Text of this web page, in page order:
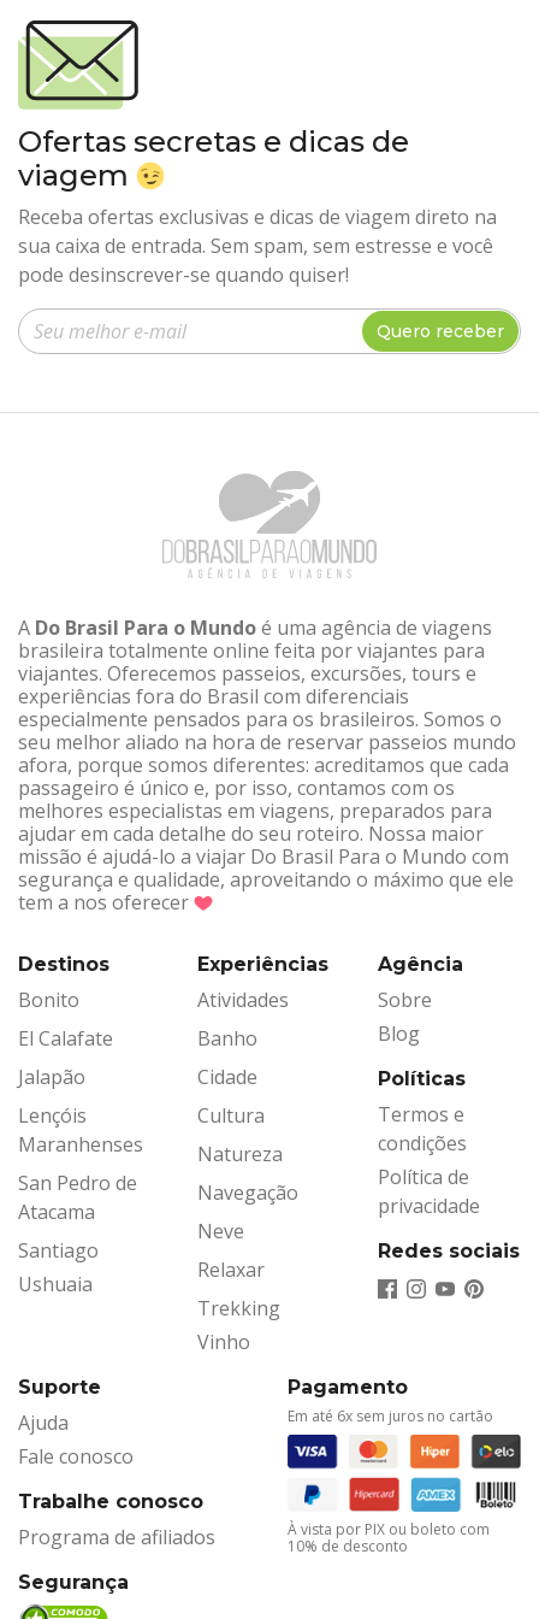
Ofertas secretas e dicas de
viagem
Receba ofertas exclusivas e dicas de viagem direto na
sua caixa de entrada. Sem spam, sem estresse e você
pode desinscrever-se quando quiser!
Insira seu e-mail
Quero receber
A Do Brasil Para o Mundoé uma agência de viagens
brasileira totalmente online feita por viajantes para
viajantes. Oferecemos passeios, excursões, tours e
experiências fora do Brasil com diferenciais
especialmente pensados para os brasileiros. Somos o
seu melhor aliado na hora de reservar passeios mundo
afora, porque somos diferentes: acreditamos que cada
passageiro é único e, por isso, contamos com os
melhores especialistas em viagens, preparados para
ajudar em cada detalhe do seu roteiro. Nossa maior
missão é ajudá-lo a viajar Do Brasil Para o Mundo com
segurança e qualidade, aproveitando o máximo que ele
tem a nos oferecer
Destinos
Bonito
El Calafate
Jalapão
Lençóis
Maranhenses
San Pedro de
Atacama
Santiago
Ushuaia
Experiências
Atividades
Banho
Cidade
Cultura
Natureza
Navegação
Neve
Relaxar
Trekking
Vinho
Agência
Sobre
Blog
Políticas
Termos e
condições
Política de
privacidade
Redes sociais
Suporte
Ajuda
Fale conosco
Trabalhe conosco
Programa de afiliados
Segurança
Pagamento
Em até 6x sem juros no cartão
À vista por PIX ou boleto com
10% de desconto